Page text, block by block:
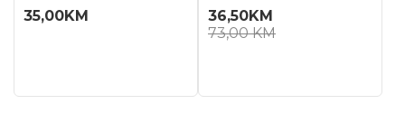
35,00KM
36,50KM
73,00KM